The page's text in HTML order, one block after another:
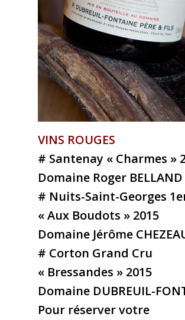
VINS ROUGES
# Santenay « Charmes »
Domaine Roger BELLAND
# Nuits-Saint-Georges
« Aux Boudots » 2015
Domaine Jérôme
# Corton Grand Cru
« Bressandes » 2015
Domaine DUBREUIL-
Pour réserver votre